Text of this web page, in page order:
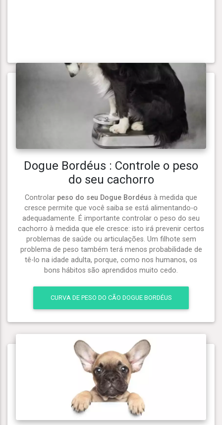
Dogue Bordéus : Controle o peso
do seu cachorro
Controlar peso do seu Dogue Bordéus à medida que
cresce permite que você saiba se está alimentando-o
adequadamente. É importante controlar o peso do seu
cachorro à medida que ele cresce: isto irá prevenir certos
problemas de saúde ou articulações. Um filhote sem
problema de peso também terá menos probabilidade de
tê-lo na idade adulta, porque, como nos humanos, os
bons hábitos são aprendidos muito cedo.
CURVA DE PESO DO CÃO DOGUE BORDÉUS